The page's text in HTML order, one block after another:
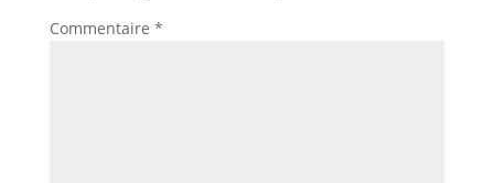
Commentaire *